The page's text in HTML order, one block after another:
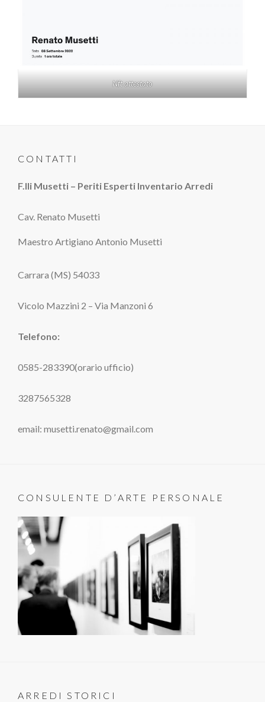
Nft attestato
CONTATTI
F.lli Musetti – Periti Esperti Inventario Arredi
Cav. Renato Musetti
Maestro Artigiano Antonio Musetti
Carrara (MS) 54033
Vicolo Mazzini 2 – Via Manzoni 6
Telefono:
0585-283390(orario ufficio)
3287565328
email: musetti.renato@gmail.com
CONSULENTE D’ARTE PERSONALE
ARREDI STORICI